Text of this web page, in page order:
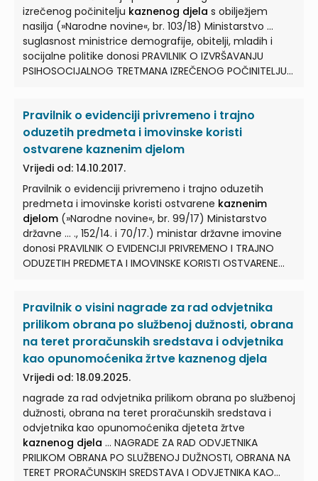
izrečenog počinitelju kaznenog djela s obilježjem
nasilja (»Narodne novine«, br. 103/18) Ministarstvo ...
suglasnost ministrice demografije, obitelji, mladih i
socijalne politike donosi PRAVILNIK O IZVRŠAVANJU
PSIHOSOCIJALNOG TRETMANA IZREČENOG POČINITELJU
počiniteljukaznenog djelas obilježjem nasilja,
izrečenog kao sigurnosna mjera ... 4. (1) Ministar
pravosuđa osniva Stručno povjerenstvo za provedbu,
praćenje i nadzor izvršavanja psihosocijalnog
tretmana izrečenog počinitelju
Standardi), unaprjeđuje provedbu psihosocijalnog
tretmana te izrađuje prijedlog Ugovora o izvršavanju
psihosocijalnog tretmana izrečenog počinitelju
kaznenog djela...
Pravilnik o evidenciji privremeno i trajno
oduzetih predmeta i imovinske koristi
ostvarene kaznenim djelom
Vrijedi od: 14.10.2017.
Pravilnik o evidenciji privremeno i trajno oduzetih
predmeta i imovinske koristi ostvarene kaznenim
djelom (»Narodne novine«, br. 99/17) Ministarstvo
državne ... ., 152/14. i 70/17.) ministar državne imovine
donosi PRAVILNIK O EVIDENCIJI PRIVREMENO I TRAJNO
ODUZETIH PREDMETA I IMOVINSKE KORISTI OSTVARENE
privremeno i trajno oduzetim predmetima i imovinskoj
koristi ostvarenojkaznenim djelom... odlukom predani
na čuvanje i upravljanje Ministarstvu ili je Ministarstvo o
privremenom ili trajnom oduzimanju predmeta i
imovinske koristi ostvarene
kaznenim djelom...
odredbe Direktive 2014/42/EU Europskog parlamenta i
Vijeća od 3. travnja 2014. o zamrzavanju i oduzimanju
predmeta i imovinske koristi ostvarenekaznenim
djelima...
Pravilnik o visini nagrade za rad odvjetnika
prilikom obrana po službenoj dužnosti, obrana
na teret proračunskih sredstava i odvjetnika
kao opunomoćenika žrtve kaznenog djela
Vrijedi od: 18.09.2025.
nagrade za rad odvjetnika prilikom obrana po službenoj
dužnosti, obrana na teret proračunskih sredstava i
odvjetnika kao opunomoćenika djeteta žrtve
kaznenog djela ... NAGRADE ZA RAD ODVJETNIKA
PRILIKOM OBRANA PO SLUŽBENOJ DUŽNOSTI, OBRANA NA
TERET PRORAČUNSKIH SREDSTAVA I ODVJETNIKA KAO